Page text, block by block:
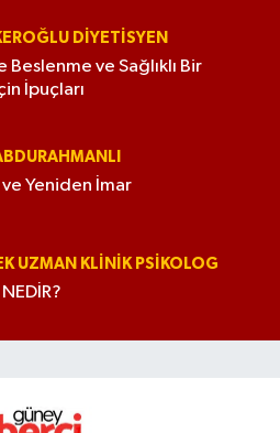
DIYETISYEN
Beslenme ve Sağlıklı Bir
İpuçları
Yeniden İmar
UZMAN KLINIK PSIKOLOG